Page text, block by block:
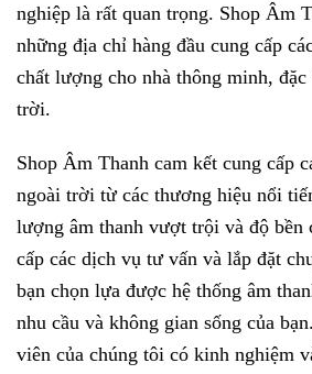
nghiệp là rất quan trọng. Shop Âm
những địa chỉ hàng đầu cung cấp
chất lượng cho nhà thông minh,
trời.
Shop Âm Thanh cam kết cung cấp
ngoài trời từ các thương hiệu nổi
lượng âm thanh vượt trội và độ bền
cấp các dịch vụ tư vấn và lắp đặt
bạn chọn lựa được hệ thống âm
nhu cầu và không gian sống của
viên của chúng tôi có kinh nghiệm